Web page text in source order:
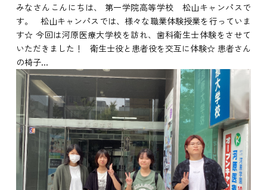
みなさんこんにちは、 第一学院高等学校 松山キャンパスで
す。 松山キャンパスでは、様々な職業体験授業を行っていま
す☆ 今回は河原医療大学校を訪れ、歯科衛生士体験をさせて
いただきました！ 衛生士役と患者役を交互に体験☆ 患者さん
の椅子...